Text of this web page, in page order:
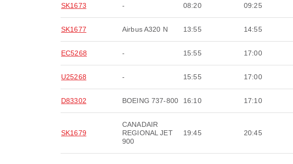
SK1673 - 08:20 09:25
SK1677 Airbus A320 N 13:55 14:55
EC5268 - 15:55 17:00
U25268 - 15:55 17:00
D83302 BOEING 737-800 16:10 17:10
SK1679
CANADAIR
REGIONAL JET
900
19:45 20:45